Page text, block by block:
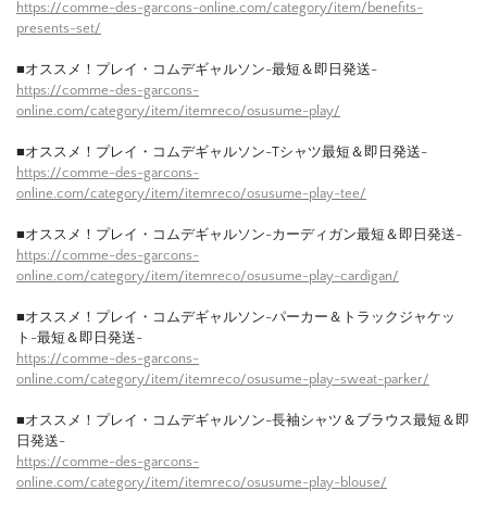
https://comme-des-garcons-online.com/category/item/benefits-
presents-set/
■オススメ！プレイ・コムデギャルソン-最短＆即日発送-
https://comme-des-garcons-
online.com/category/item/itemreco/osusume-play/
■オススメ！プレイ・コムデギャルソン-Tシャツ最短＆即日発送-
https://comme-des-garcons-
online.com/category/item/itemreco/osusume-play-tee/
■オススメ！プレイ・コムデギャルソン-カーディガン最短＆即日発送-
https://comme-des-garcons-
online.com/category/item/itemreco/osusume-play-cardigan/
■オススメ！プレイ・コムデギャルソン-パーカー＆トラックジャケッ
ト-最短＆即日発送-
https://comme-des-garcons-
online.com/category/item/itemreco/osusume-play-sweat-parker/
■オススメ！プレイ・コムデギャルソン-長袖シャツ＆ブラウス最短＆即
日発送-
https://comme-des-garcons-
online.com/category/item/itemreco/osusume-play-blouse/